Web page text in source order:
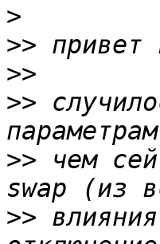
>
>>
>>
>>
>> чем
>>